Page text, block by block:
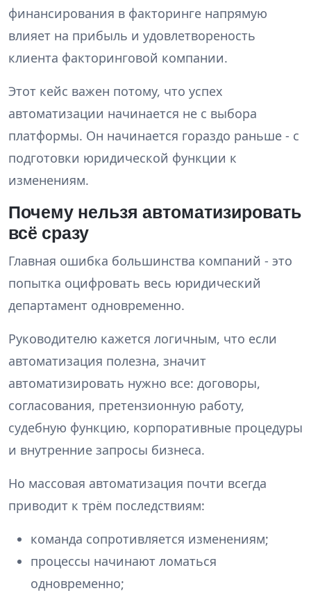
финансирования в факторинге напрямую
влияет на прибыль и удовлетвореность
клиента факторинговой компании.
Этот кейс важен потому, что успех
автоматизации начинается не с выбора
платформы. Он начинается гораздо раньше - с
подготовки юридической функции к
изменениям.
Почему нельзя автоматизировать
всё сразу
Главная ошибка большинства компаний - это
попытка оцифровать весь юридический
департамент одновременно.
Руководителю кажется логичным, что если
автоматизация полезна, значит
автоматизировать нужно все: договоры,
согласования, претензионную работу,
судебную функцию, корпоративные процедуры
и внутренние запросы бизнеса.
Но массовая автоматизация почти всегда
приводит к трём последствиям:
команда сопротивляется изменениям;
процессы начинают ломаться
одновременно;